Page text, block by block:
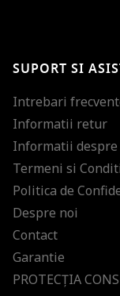
SUPORT SI
Intrebari
Informatii retur
Informatii despre
Termeni si
Politica de
Despre noi
Contact
Garantie
PROTECŢIA